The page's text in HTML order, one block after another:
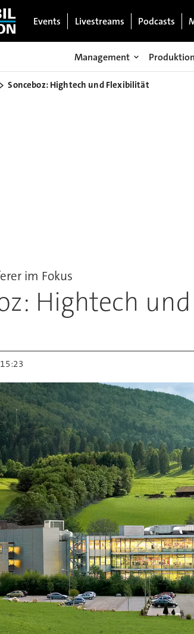
Events Livestreams Podcasts
Management Produktion
Sonceboz: Hightech und Flexibilität
im Fokus
Hightech